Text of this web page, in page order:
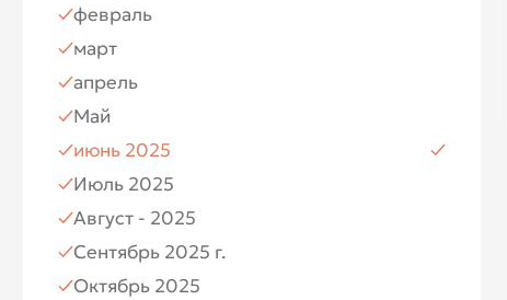
Июль
Август
Ноябрь
Декабрь
февраль
март
апрель
Май
июнь 2025
Июль 2025
Август - 2025
Сентябрь 2025 г.
Октябрь 2025